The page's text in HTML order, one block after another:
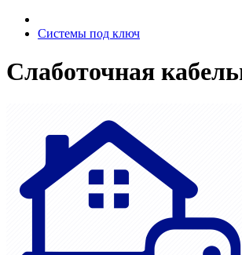
Системы под ключ
Слаботочная